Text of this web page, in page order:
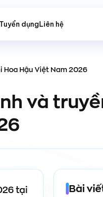
Tuyển dụngLiên hệ
Hậu Việt Nam 2026
và
tại
Bài